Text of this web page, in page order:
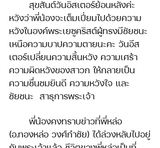
หวังว่าพี่น้องจะเต็มเปี่ยมไปด้วยความ
หวังในองค์พระเยซูคริสต์ผู้ทรงมีชัยชนะ
เหนือความบาปความตายนะคะ วันอีส
เตอร์เปลี่ยนความสิ้นหวัง ความเศร้า
ความผิดหวังของสาวก ให้กลายเป็น
ความชื่นชมยินดี ความหวังใจ และ
ชัยชนะ  สาธุการพระเจ้า
(อ.ทองหล่อ วงศ์กำชัย) ได้ล่วงหลับไปอยู่